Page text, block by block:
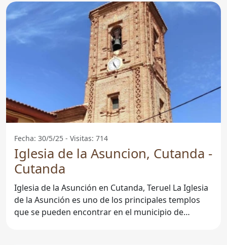
Fecha: 30/5/25 - Visitas: 714
Iglesia de la Asuncion, Cutanda -
Cutanda
Iglesia de la Asunción en Cutanda, Teruel La Iglesia
de la Asunción es uno de los principales templos
que se pueden encontrar en el municipio de